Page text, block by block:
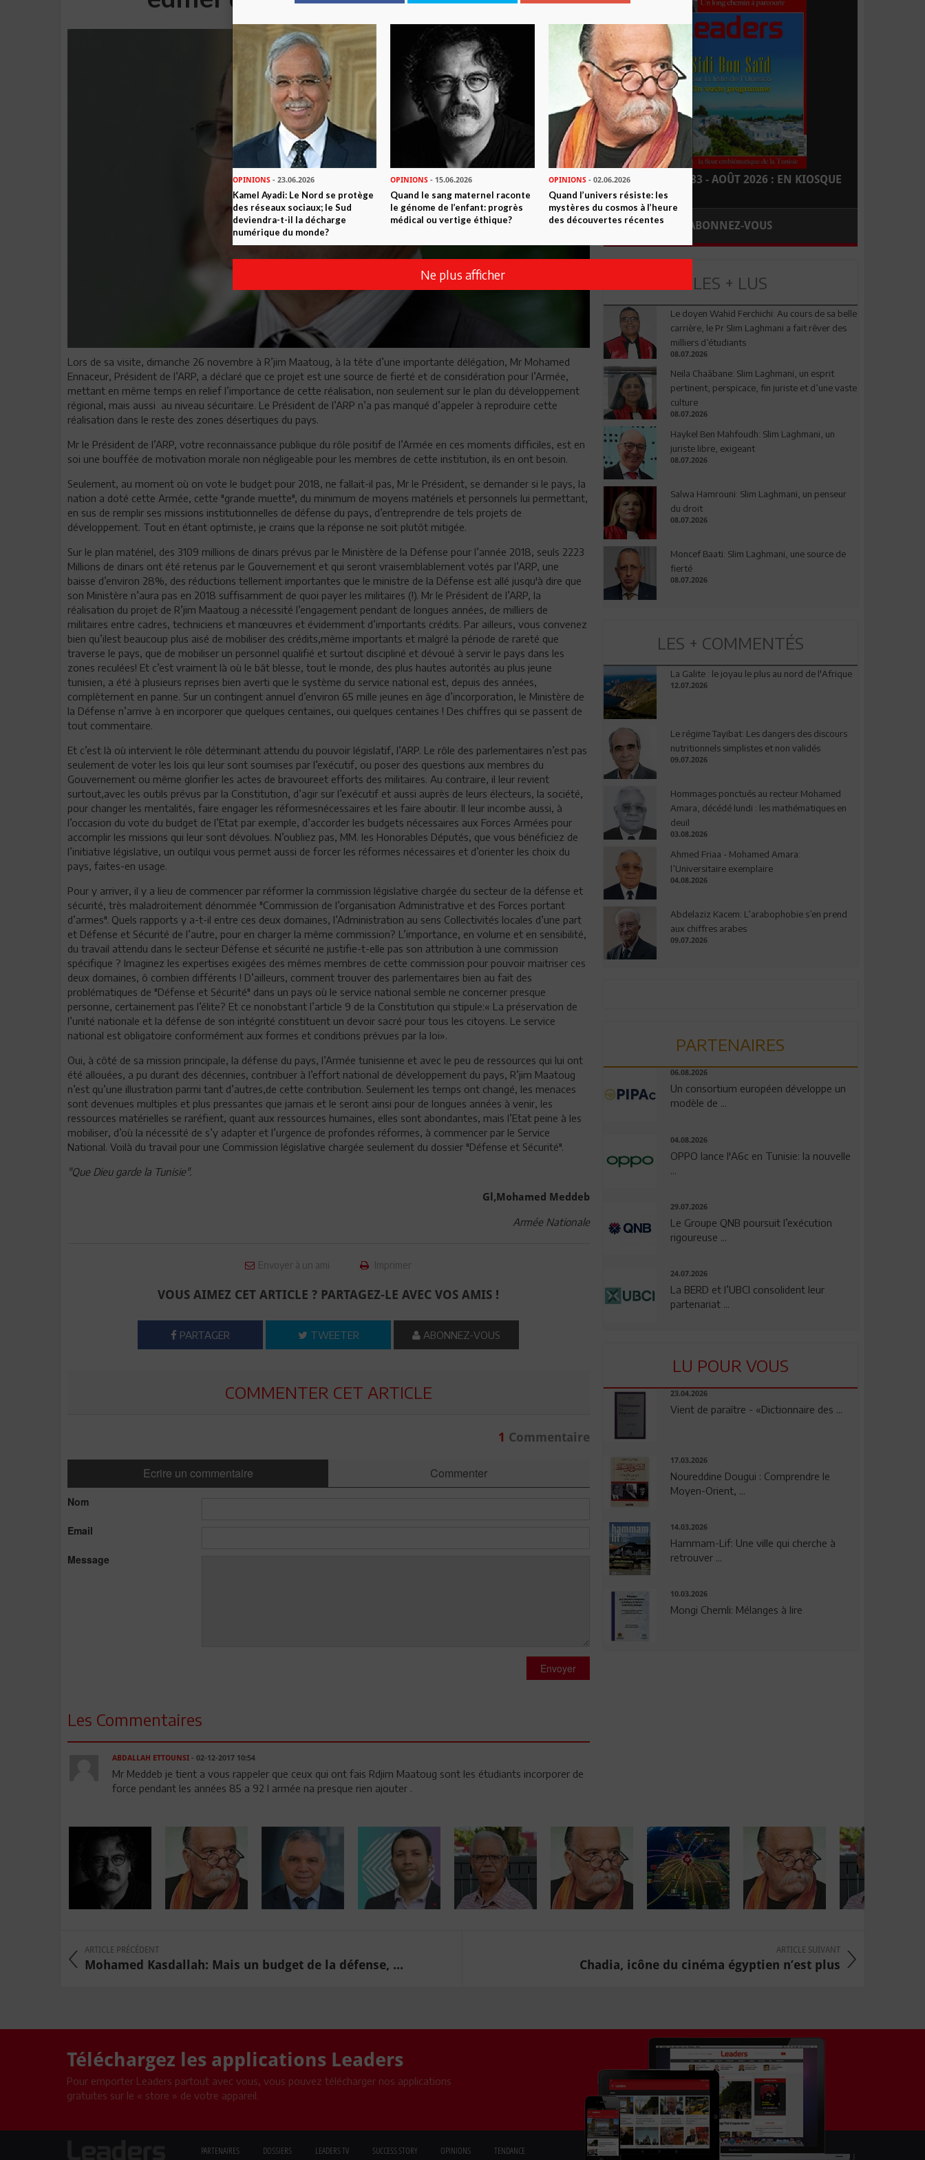
Lors de sa visite, dimanche 26 novembre à R’jim Maatoug, à la tête d’une importante délégation, Mr Mohamed
Ennaceur, Président de l’ARP, a déclaré que ce projet est une source de fierté et de considération pour l’Armée,
mettant en même temps en relief l’importance de cette réalisation, non seulement sur le plan du développement
régional, mais aussi au niveau sécuritaire. Le Président de l’ARP n’a pas manqué d’appeler à reproduire cette
réalisation dans le reste des zones désertiques du pays.
Mr le Président de l’ARP, votre reconnaissance publique du rôle positif de l’Armée en ces moments difficiles, est en
soi une bouffée de motivation morale non négligeable pour les membres de cette institution, ils en ont besoin.
Seulement, au moment où on vote le budget pour 2018, ne fallait-il pas, Mr le Président, se demander si le pays, la
nation a doté cette Armée, cette "grande muette", du minimum de moyens matériels et personnels lui permettant,
en sus de remplir ses missions institutionnelles de défense du pays, d’entreprendre de tels projets de
développement. Tout en étant optimiste, je crains que la réponse ne soit plutôt mitigée.
Sur le plan matériel, des 3109 millions de dinars prévus par le Ministère de la Défense pour l’année 2018, seuls 2223
Millions de dinars ont été retenus par le Gouvernement et qui seront vraisemblablement votés par l’ARP, une
baisse d’environ 28%, des réductions tellement importantes que le ministre de la Défense est allé jusqu'à dire que
son Ministère n’aura pas en 2018 suffisamment de quoi payer les militaires (!). Mr le Président de l’ARP, la
réalisation du projet de R’jim Maatoug a nécessité l’engagement pendant de longues années, de milliers de
militaires entre cadres, techniciens et manœuvres et évidemment d’importants crédits. Par ailleurs, vous convenez
bien qu’ilest beaucoup plus aisé de mobiliser des crédits,même importants et malgré la période de rareté que
traverse le pays, que de mobiliser un personnel qualifié et surtout discipliné et dévoué à servir le pays dans les
zones reculées! Et c’est vraiment là où le bât blesse, tout le monde, des plus hautes autorités au plus jeune
tunisien, a été à plusieurs reprises bien averti que le système du service national est, depuis des années,
complètement en panne. Sur un contingent annuel d’environ 65 mille jeunes en âge d’incorporation, le Ministère de
la Défense n’arrive à en incorporer que quelques centaines, oui quelques centaines ! Des chiffres qui se passent de
tout commentaire.
Et c’est là où intervient le rôle déterminant attendu du pouvoir législatif, l’ARP. Le rôle des parlementaires n’est pas
seulement de voter les lois qui leur sont soumises par l’exécutif, ou poser des questions aux membres du
Gouvernement ou même glorifier les actes de bravoureet efforts des militaires. Au contraire, il leur revient
surtout,avec les outils prévus par la Constitution, d’agir sur l’exécutif et aussi auprès de leurs électeurs, la société,
pour changer les mentalités, faire engager les réformesnécessaires et les faire aboutir. Il leur incombe aussi, à
l’occasion du vote du budget de l’Etat par exemple, d’accorder les budgets nécessaires aux Forces Armées pour
accomplir les missions qui leur sont dévolues. N’oubliez pas, MM. les Honorables Députés, que vous bénéficiez de
l’initiative législative, un outilqui vous permet aussi de forcer les réformes nécessaires et d’orienter les choix du
pays, faites-en usage.
Pour y arriver, il y a lieu de commencer par réformer la commission législative chargée du secteur de la défense et
sécurité, très maladroitement dénommée "Commission de l’organisation Administrative et des Forces portant
d’armes". Quels rapports y a-t-il entre ces deux domaines, l’Administration au sens Collectivités locales d’une part
et Défense et Sécurité de l’autre, pour en charger la même commission? L’importance, en volume et en sensibilité,
du travail attendu dans le secteur Défense et sécurité ne justifie-t-elle pas son attribution à une commission
spécifique ? Imaginez les expertises exigées des mêmes membres de cette commission pour pouvoir maitriser ces
deux domaines, ô combien différents ! D’ailleurs, comment trouver des parlementaires bien au fait des
problématiques de "Défense et Sécurité" dans un pays où le service national semble ne concerner presque
personne, certainement pas l’élite? Et ce nonobstant l’article 9 de la Constitution qui stipule:« La préservation de
l’unité nationale et la défense de son intégrité constituent un devoir sacré pour tous les citoyens. Le service
national est obligatoire conformément aux formes et conditions prévues par la loi».
Oui, à côté de sa mission principale, la défense du pays, l’Armée tunisienne et avec le peu de ressources qui lui ont
été allouées, a pu durant des décennies, contribuer à l’effort national de développement du pays, R’jim Maatoug
n’est qu’une illustration parmi tant d’autres,de cette contribution. Seulement les temps ont changé, les menaces
sont devenues multiples et plus pressantes que jamais et le seront ainsi pour de longues années à venir, les
ressources matérielles se raréfient, quant aux ressources humaines, elles sont abondantes, mais l’Etat peine à les
mobiliser, d’où la nécessité de s’y adapter et l’urgence de profondes réformes, à commencer par le Service
National. Voilà du travail pour une Commission législative chargée seulement du dossier "Défense et Sécurité".
"Que Dieu garde la Tunisie".
Gl,Mohamed Meddeb
Armée Nationale
Envoyer à un ami Imprimer
VOUS AIMEZ CET ARTICLE ? PARTAGEZ-LE AVEC VOS AMIS !
PARTAGER TWEETER ABONNEZ-VOUS
COMMENTER CET ARTICLE
1 Commentaire
Ecrire un commentaire Commenter
Nom
Email
Message
Envoyer
Les Commentaires
ABDALLAH ETTOUNSI- 02-12-2017 10:54
Mr Meddeb je tient a vous rappeler que ceux qui ont fais Rdjim Maatoug sont les étudiants incorporer de
force pendant les années 85 a 92 l armée na presque rien ajouter .
LEADERS N° 183 - AOÛT 2026 : EN KIOSQUE
ABONNEZ-VOUS
LES + LUS
Le doyen Wahid Ferchichi: Au cours de sa belle
carrière, le Pr Slim Laghmani a fait rêver des
milliers d’étudiants
08.07.2026
Neila Chaâbane: Slim Laghmani, un esprit
pertinent, perspicace, fin juriste et d’une vaste
culture
08.07.2026
Haykel Ben Mahfoudh: Slim Laghmani, un
juriste libre, exigeant
08.07.2026
Salwa Hamrouni: Slim Laghmani, un penseur
du droit
08.07.2026
Moncef Baati: Slim Laghmani, une source de
fierté
08.07.2026
LES + COMMENTÉS
La Galite : le joyau le plus au nord de l'Afrique
12.07.2026
Le régime Tayibat: Les dangers des discours
nutritionnels simplistes et non validés
09.07.2026
Hommages ponctués au recteur Mohamed
Amara, décédé lundi : les mathématiques en
deuil
03.08.2026
Ahmed Friaa - Mohamed Amara:
l’Universitaire exemplaire
04.08.2026
Abdelaziz Kacem: L’arabophobie s’en prend
aux chiffres arabes
09.07.2026
PARTENAIRES
06.08.2026
Un consortium européen développe un
modèle de ...
04.08.2026
OPPO lance l'A6c en Tunisie: la nouvelle
29.07.2026
Le Groupe QNB poursuit l’exécution
rigoureuse ...
24.07.2026
La BERD et l’UBCI consolident leur
partenariat ...
LU POUR VOUS
23.04.2026
Vient de paraître - «Dictionnaire des ...
17.03.2026
Noureddine Dougui : Comprendre le
Moyen-Orient, ...
14.03.2026
Hammam-Lif: Une ville qui cherche à
retrouver ...
10.03.2026
Mongi Chemli: Mélanges à lire
ARTICLE PRÉCÉDENT
Mohamed Kasdallah: Mais un budget de la défense, ...
ARTICLE SUIVANT
Chadia, icône du cinéma égyptien n’est plus
Téléchargez les applications Leaders
Pour emporter Leaders partout avec vous, vous pouvez télécharger nos applications
gratuites sur le « store » de votre appareil.
PARTENAIRES DOSSIERS LEADERS TV SUCCESS STORY OPINIONS TENDANCE
OPINIONS - 23.06.2026
Kamel Ayadi: Le Nord se protège
des réseaux sociaux; le Sud
deviendra-t-il la décharge
numérique du monde?
OPINIONS - 15.06.2026
Quand le sang maternel raconte
le génome de l’enfant: progrès
médical ou vertige éthique?
OPINIONS- 02.06.2026
Quand l’univers résiste: les
mystères du cosmos à l’heure
des découvertes récentes
Ne plus afficher